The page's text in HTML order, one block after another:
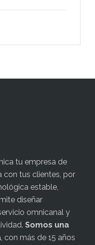
tu empresa de
con tus clientes, por
estable,
diseñar
omnicanal y
Somos una
, con más de 15 años